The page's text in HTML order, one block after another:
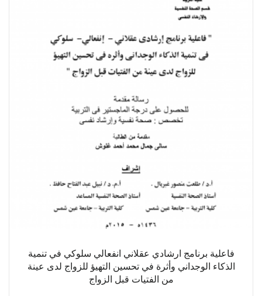
فاعلية برنامج ارشادي عقلاني انفعالي سلوكي في تنمية
الذكاء الوجداني وأثرة في تحسين التهيؤ للزواج لدى عينة
من الفتيات قبل الزواج